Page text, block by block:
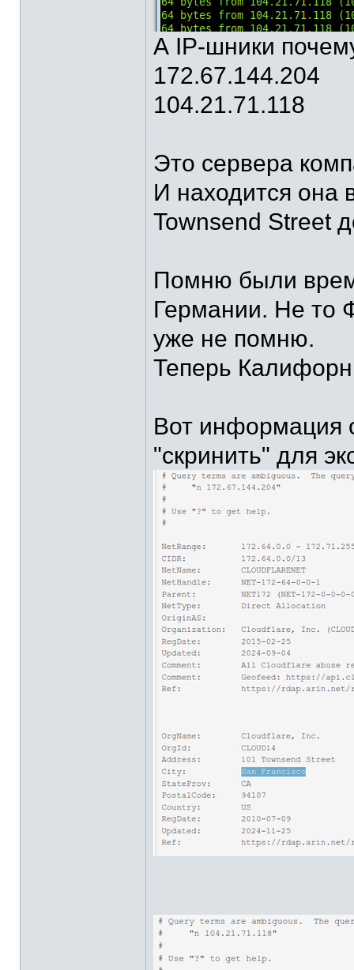
А IP-шники
172.67.144.204
104.21.71.118
Это сервера
И находится она
Townsend Street
Помню были
Германии. Не то
уже не помню.
Теперь
Вот информация
"скринить" для